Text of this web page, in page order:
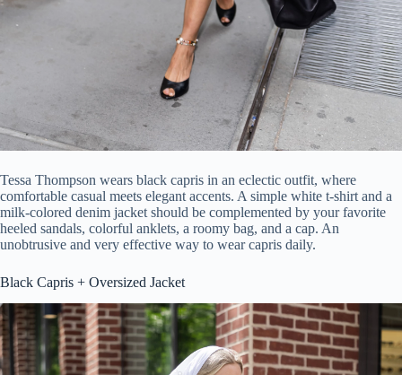
Tessa Thompson wears black capris in an eclectic outfit, where
comfortable casual meets elegant accents. A simple white t-shirt and a
milk-colored denim jacket should be complemented by your favorite
heeled sandals, colorful anklets, a roomy bag, and a cap. An
unobtrusive and very effective way to wear capris daily.
Black Capris + Oversized Jacket